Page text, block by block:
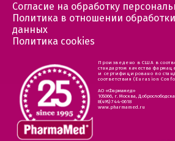
Согласие на обработку
Политика в отношении
данных
Политика cookies
Произведено в США в
стандартом качества
и сертифицировано по
соответствия (Eurasion
АО «Фармамед»
105066, г. Москва,
8(495) 744-0618
www.pharmamed.ru